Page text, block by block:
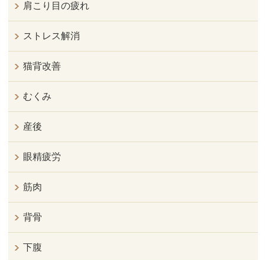
肩こり目の疲れ
ストレス解消
猫背改善
むくみ
産後
眼精疲労
筋肉
背骨
下腹